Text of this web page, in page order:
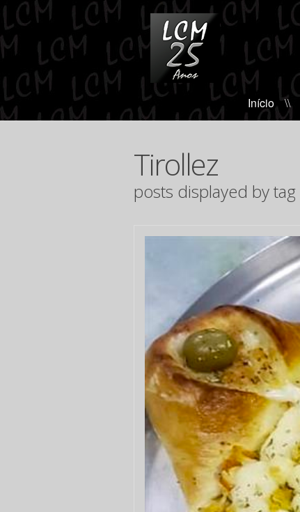
Início \\
Tirollez
posts displayed by tag